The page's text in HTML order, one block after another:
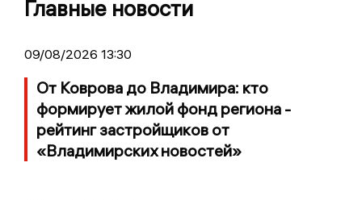
Главные новости
09/08/2026 13:30
От Коврова до Владимира: кто
формирует жилой фонд региона -
рейтинг застройщиков от
«Владимирских новостей»